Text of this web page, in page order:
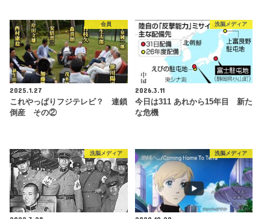
会員
2025.1.27
これやっぱりフジテレビ？ 連鎖
倒産 その②
洗脳メディア
2026.3.11
今日は311 あれから15年目 新た
な危機
洗脳メディア 洗脳メディア